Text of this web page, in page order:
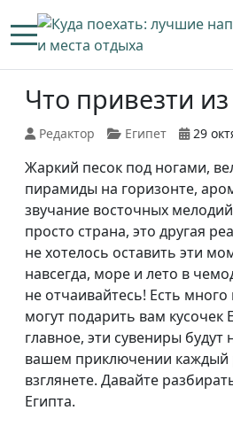
Mobile Menu Toggle
Что привезти из
Редактор Египет 29
Жаркий песок под ногами,
пирамиды на горизонте,
звучание восточных
просто страна, это другая
не хотелось оставить эти
навсегда, море и лето в
не отчаивайтесь! Есть
могут подарить вам кусочек
главное, эти сувениры
вашем приключении каждый
взглянете. Давайте
Египта.